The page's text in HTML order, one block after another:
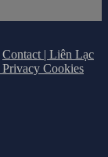
Contact | Liên Lạc
Privacy Cookies